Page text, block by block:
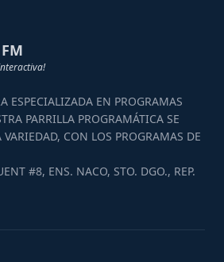
ESPECIALIZADA EN PROGRAMAS
PARRILLA PROGRAMÁTICA SE
VARIEDAD, CON LOS PROGRAMAS DE
#8, ENS. NACO, STO. DGO., REP.